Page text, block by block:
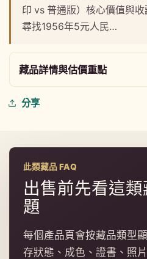
印 vs 普通版）核心價值與
尋找1956年5元人民…
藏品詳情與估價重點
分享
此類藏品 FAQ
出售前先看這
題
每個產品頁會按藏品類型
存狀態、成色、證書、照